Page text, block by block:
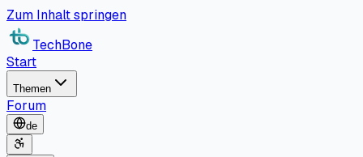
Zum Inhalt springen
TechBone
Start
Themen
Forum
de